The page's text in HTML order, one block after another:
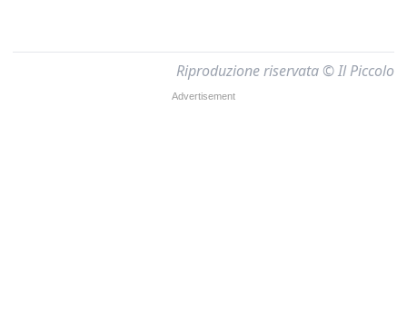
Riproduzione riservata © Il Piccolo